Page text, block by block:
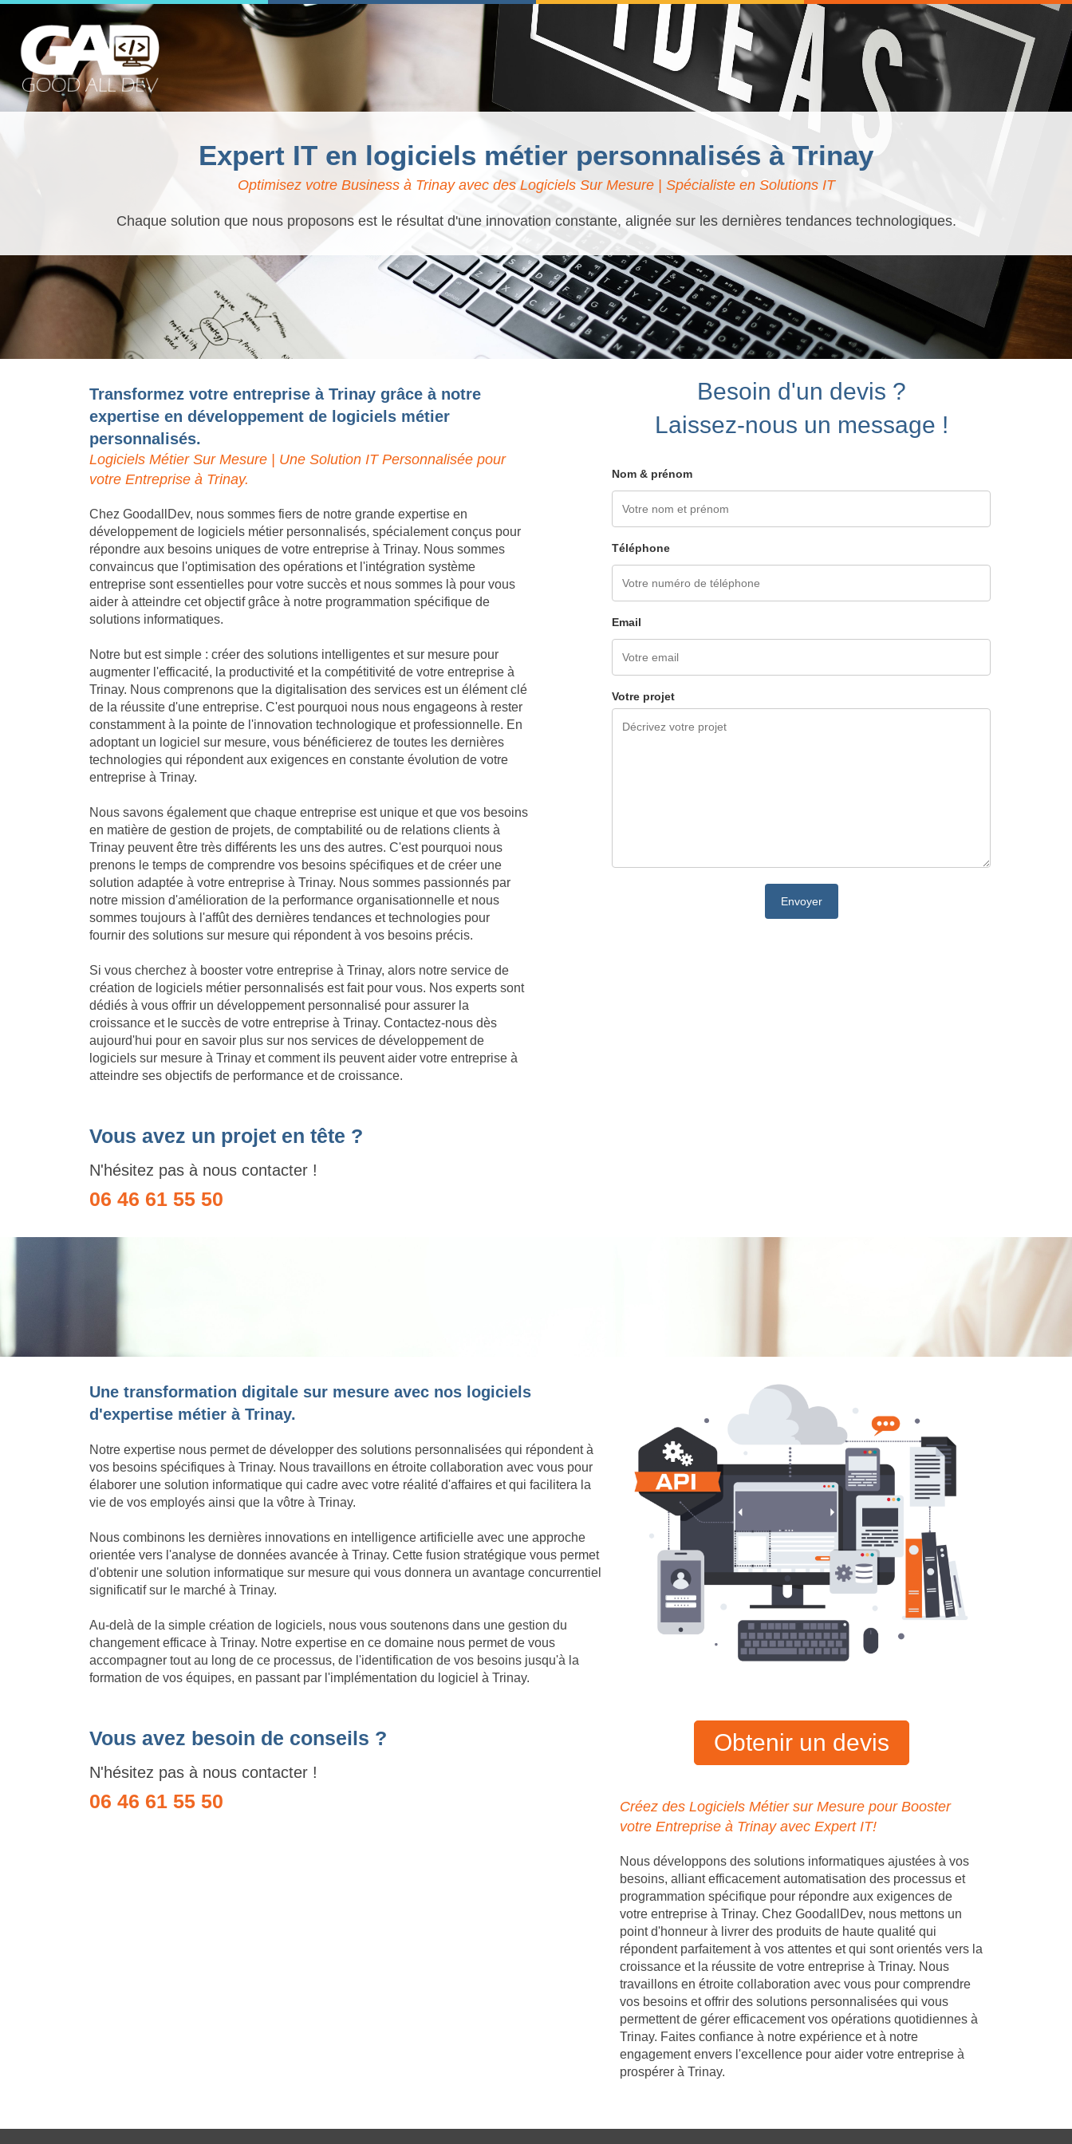
Expert IT en logiciels métier personnalisés à Trinay
Optimisez votre Business à Trinay avec des Logiciels Sur Mesure | Spécialiste en Solutions IT
Chaque solution que nous proposons est le résultat d'une innovation constante, alignée sur les dernières tendances technologiques.
Transformez votre entreprise à Trinay grâce à notre
expertise en développement de logiciels métier
personnalisés.
Logiciels Métier Sur Mesure | Une Solution IT Personnalisée pour
votre Entreprise à Trinay.
Chez GoodallDev, nous sommes fiers de notre grande expertise en
développement de logiciels métier personnalisés, spécialement conçus pour
répondre aux besoins uniques de votre entreprise à Trinay. Nous sommes
convaincus que l'optimisation des opérations et l'intégration système
entreprise sont essentielles pour votre succès et nous sommes là pour vous
aider à atteindre cet objectif grâce à notre programmation spécifique de
solutions informatiques.
Notre but est simple : créer des solutions intelligentes et sur mesure pour
augmenter l'efficacité, la productivité et la compétitivité de votre entreprise à
Trinay. Nous comprenons que la digitalisation des services est un élément clé
de la réussite d'une entreprise. C'est pourquoi nous nous engageons à rester
constamment à la pointe de l'innovation technologique et professionnelle. En
adoptant un logiciel sur mesure, vous bénéficierez de toutes les dernières
technologies qui répondent aux exigences en constante évolution de votre
entreprise à Trinay.
Nous savons également que chaque entreprise est unique et que vos besoins
en matière de gestion de projets, de comptabilité ou de relations clients à
Trinay peuvent être très différents les uns des autres. C'est pourquoi nous
prenons le temps de comprendre vos besoins spécifiques et de créer une
solution adaptée à votre entreprise à Trinay. Nous sommes passionnés par
notre mission d'amélioration de la performance organisationnelle et nous
sommes toujours à l'affût des dernières tendances et technologies pour
fournir des solutions sur mesure qui répondent à vos besoins précis.
Si vous cherchez à booster votre entreprise à Trinay, alors notre service de
création de logiciels métier personnalisés est fait pour vous. Nos experts sont
dédiés à vous offrir un développement personnalisé pour assurer la
croissance et le succès de votre entreprise à Trinay. Contactez-nous dès
aujourd'hui pour en savoir plus sur nos services de développement de
logiciels sur mesure à Trinay et comment ils peuvent aider votre entreprise à
atteindre ses objectifs de performance et de croissance.
Vous avez un projet en tête ?
N'hésitez pas à nous contacter !
06 46 61 55 50
Besoin d'un devis ?
Laissez-nous un message !
Nom & prénom
Téléphone
Email
Votre projet
Une transformation digitale sur mesure avec nos logiciels
d'expertise métier à Trinay.
Notre expertise nous permet de développer des solutions personnalisées qui répondent à
vos besoins spécifiques à Trinay. Nous travaillons en étroite collaboration avec vous pour
élaborer une solution informatique qui cadre avec votre réalité d'affaires et qui facilitera la
vie de vos employés ainsi que la vôtre à Trinay.
Nous combinons les dernières innovations en intelligence artificielle avec une approche
orientée vers l'analyse de données avancée à Trinay. Cette fusion stratégique vous permet
d'obtenir une solution informatique sur mesure qui vous donnera un avantage concurrentiel
significatif sur le marché à Trinay.
Au-delà de la simple création de logiciels, nous vous soutenons dans une gestion du
changement efficace à Trinay. Notre expertise en ce domaine nous permet de vous
accompagner tout au long de ce processus, de l'identification de vos besoins jusqu'à la
formation de vos équipes, en passant par l'implémentation du logiciel à Trinay.
Vous avez besoin de conseils ?
N'hésitez pas à nous contacter !
06 46 61 55 50
Obtenir un devis
Créez des Logiciels Métier sur Mesure pour Booster
votre Entreprise à Trinay avec Expert IT!
Nous développons des solutions informatiques ajustées à vos
besoins, alliant efficacement automatisation des processus et
programmation spécifique pour répondre aux exigences de
votre entreprise à Trinay. Chez GoodallDev, nous mettons un
point d'honneur à livrer des produits de haute qualité qui
répondent parfaitement à vos attentes et qui sont orientés vers la
croissance et la réussite de votre entreprise à Trinay. Nous
travaillons en étroite collaboration avec vous pour comprendre
vos besoins et offrir des solutions personnalisées qui vous
permettent de gérer efficacement vos opérations quotidiennes à
Trinay. Faites confiance à notre expérience et à notre
engagement envers l'excellence pour aider votre entreprise à
prospérer à Trinay.